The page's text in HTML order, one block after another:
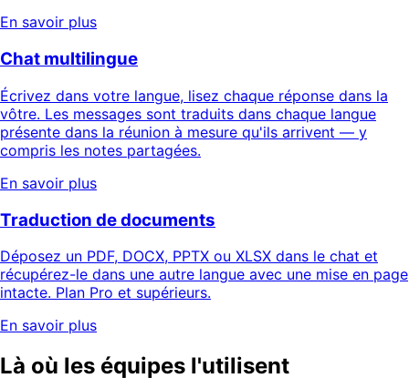
En savoir plus
Chat multilingue
Écrivez dans votre langue, lisez chaque réponse dans la
vôtre. Les messages sont traduits dans chaque langue
présente dans la réunion à mesure qu'ils arrivent — y
compris les notes partagées.
En savoir plus
Traduction de documents
Déposez un PDF, DOCX, PPTX ou XLSX dans le chat et
récupérez-le dans une autre langue avec une mise en page
intacte. Plan Pro et supérieurs.
En savoir plus
Là où les équipes l'utilisent